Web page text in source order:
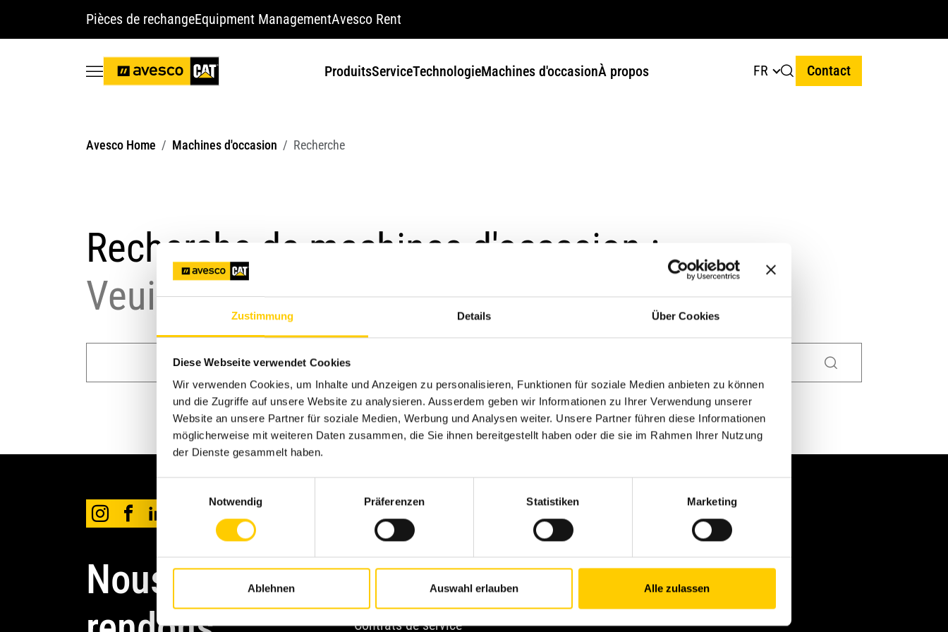
Zustimmung Details Über Cookies
Diese Webseite verwendet Cookies
Wir verwenden Cookies, um Inhalte und Anzeigen zu personalisieren, Funktionen für soziale Medien anbieten zu können
und die Zugriffe auf unsere Website zu analysieren. Ausserdem geben wir Informationen zu Ihrer Verwendung unserer
Website an unsere Partner für soziale Medien, Werbung und Analysen weiter. Unsere Partner führen diese Informationen
möglicherweise mit weiteren Daten zusammen, die Sie ihnen bereitgestellt haben oder die sie im Rahmen Ihrer Nutzung
der Dienste gesammelt haben.
Notwendig
Präferenzen Statistiken Marketing
Ablehnen Auswahl erlauben Alle zulassen
Pièces de rechangeEquipment ManagementAvesco Rent
ProduitsServiceTechnologieMachines d'occasionÀ propos FR Contact
Avesco Home Machines d'occasion Recherche
Recherche de machines d'occasion :
Veuillez saisir votre terme de recherche.
Nous le
Highlights
Carrière
Témoignages de clients
Pièces de rechange et réparations
Contrats de service
Onlineshops
Cat® Parts Store
Avesco Store
Cat Merchandise Shop